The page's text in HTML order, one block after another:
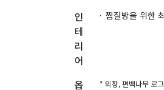
인
테
리
어
찜질방을 위한
옵
* 외장, 편백나무 로